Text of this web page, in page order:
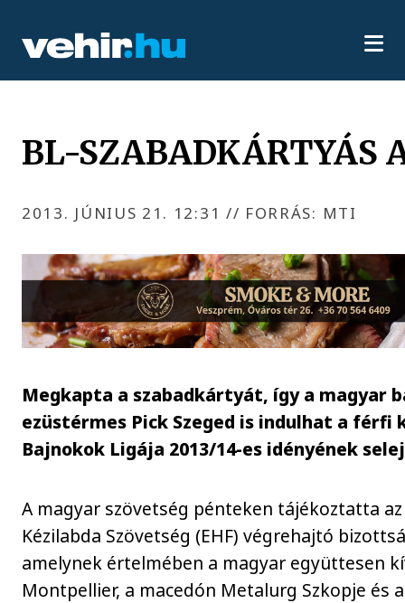
BL-SZABADKÁRTYÁS
2013. JÚNIUS 21. 12:31 // FORRÁS: MTI
Megkapta a szabadkártyát, így a magyar
ezüstérmes Pick Szeged is indulhat a férfi
Bajnokok Ligája 2013/14-es idényének
A magyar szövetség pénteken tájékoztatta
Kézilabda Szövetség (EHF) végrehajtó
amelynek értelmében a magyar együttesen
Montpellier, a macedón Metalurg Szkopje és